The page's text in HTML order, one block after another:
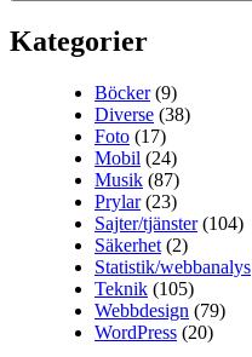
Kategorier
Böcker(9)
Diverse (38)
Foto (17)
Mobil (24)
Musik (87)
Prylar(23)
Sajter/tjänster(104)
Säkerhet (2)
Statistik/webbanalys
Teknik (105)
Webbdesign (79)
WordPress (20)